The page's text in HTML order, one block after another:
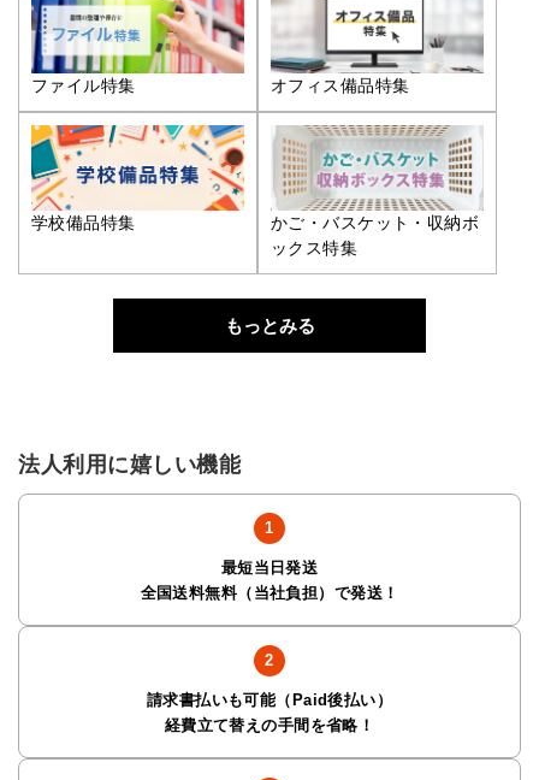
ファイル特集 オフィス備品特集
学校備品特集
かご・バスケット・収納ボ
ックス特集
もっとみる
法人利用に嬉しい機能
最短当日発送
全国送料無料（当社負担）で発送！
請求書払いも可能（Paid後払い）
経費立て替えの手間を省略！